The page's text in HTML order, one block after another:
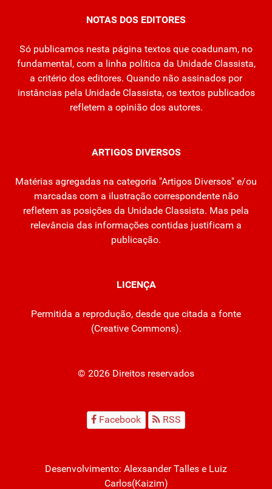
NOTAS DOS EDITORES
Só publicamos nesta página textos que coadunam, no
fundamental, com a linha política da Unidade Classista,
a critério dos editores. Quando não assinados por
instâncias pela Unidade Classista, os textos publicados
refletem a opinião dos autores.
ARTIGOS DIVERSOS
Matérias agregadas na categoria "Artigos Diversos" e/ou
marcadas com a ilustração correspondente não
refletem as posições da Unidade Classista. Mas pela
relevância das informações contidas justificam a
publicação.
LICENÇA
Permitida a reprodução, desde que citada a fonte
(Creative Commons).
© 2026 Direitos reservados
Facebook RSS
Desenvolvimento: Alexsander Talles e Luiz
Carlos(Kaizim)